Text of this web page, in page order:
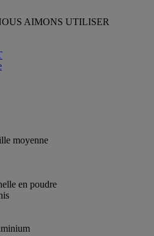
AIMONS UTILISER
moyenne
en poudre